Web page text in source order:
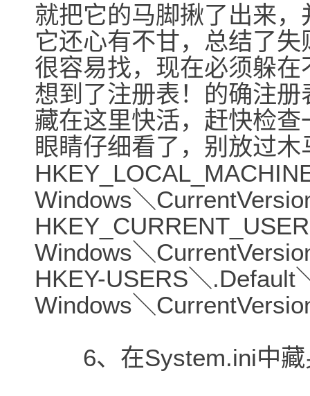
就把它的马脚揪了出来
它还心有不甘，总结了
很容易找，现在必须躲
想到了注册表！的确注
藏在这里快活，赶快检
眼睛仔细看了，别放过木
Windows＼
Windows＼
HKEY-USERS＼.Default
Windows＼
6、在System.ini中藏